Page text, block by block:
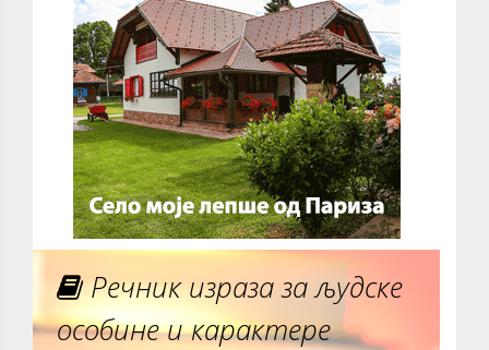
Речник израза за људске
особине и карактере